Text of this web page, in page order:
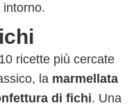
ricette più cercate
la marmellata
di fichi. Una